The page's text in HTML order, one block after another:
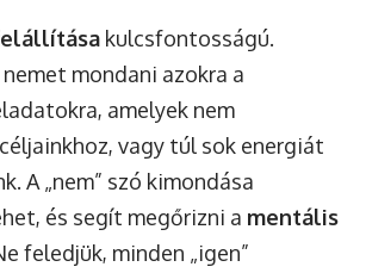
kulcsfontosságú.
mondani azokra a
amelyek nem
vagy túl sok energiát
A „nem” szó kimondása
és segít megőrizni a mentális
feledjük, minden „igen”